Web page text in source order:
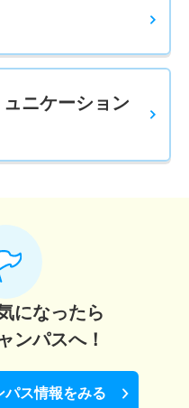
ニケーション
になったら
ンパスへ！
パス情報をみる